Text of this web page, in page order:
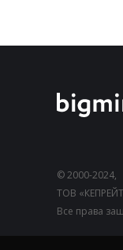
© 2000-2024,
ТОВ
Все права